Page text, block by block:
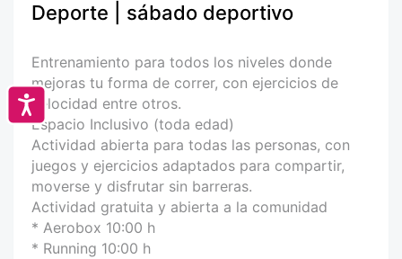
Accesibilidad
Deporte | sábado deportivo
Entrenamiento para todos los niveles donde
mejoras tu forma de correr, con ejercicios de
velocidad entre otros.
Espacio Inclusivo (toda edad)
Actividad abierta para todas las personas, con
juegos y ejercicios adaptados para compartir,
moverse y disfrutar sin barreras.
Actividad gratuita y abierta a la comunidad
* Aerobox 10:00 h
* Running 10:00 h